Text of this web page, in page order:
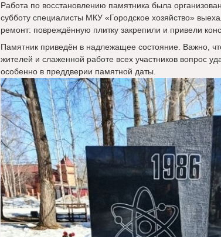
Работа по восстановлению памятника была
субботу специалисты МКУ «Городское хозяйство»
ремонт: повреждённую плитку закрепили и привели
Памятник приведён в надлежащее состояние. Важно,
жителей и слаженной работе всех участников вопрос
особенно в преддверии памятной даты.